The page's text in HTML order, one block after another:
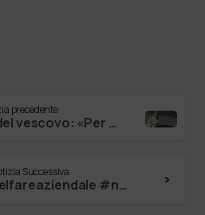
precedente
Il messaggio del vescovo: «Per Pasqua ci vogliono altri occhi»
Successiva
#ADOA #welfareaziendale #networketico Tomas Chiaramonte #segretariogeneraleadoa #univr Discussa oggi una tesi magistrale in managemen…